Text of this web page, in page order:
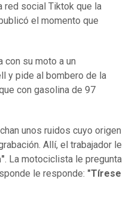
red social Tiktok que la
el momento que
con su moto a un
y pide al bombero de la
con gasolina de 97
unos ruidos cuyo origen
Allí, el trabajador le
. La motociclista le pregunta
le responde: "Tírese